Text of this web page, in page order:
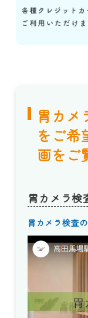
胃カメ
をご希
画をご
胃カメラ検
胃カメラ検査